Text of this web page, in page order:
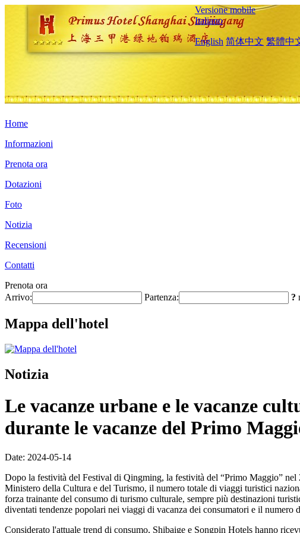
Versione mobile
Italiano
English 简体中文 繁體中
Home
Informazioni
Prenota ora
Dotazioni
Foto
Notizia
Recensioni
Contatti
Prenota ora
Arrivo:
Partenza: ?
Mappa dell'hotel
Notizia
Le vacanze urbane e le vacanze
durante le vacanze del Primo
Date: 2024-05-14
Dopo la festività del Festival di Qingming, la festività del “Primo Maggio”
Ministero della Cultura e del Turismo, il numero totale di viaggi turistici
forza trainante del consumo di turismo culturale, sempre più destinazioni
diventati tendenze popolari nei viaggi di vacanza dei consumatori e il
Considerato l'attuale trend di consumo, Shibaige e Songpin Hotels hanno